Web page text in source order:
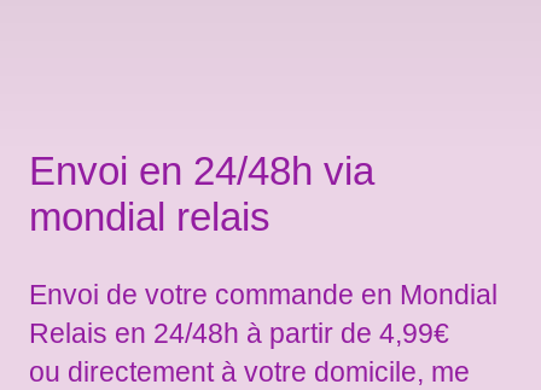
Envoi en 24/48h via
mondial relais
Envoi de votre commande en Mondial
Relais en 24/48h à partir de 4,99€
ou directement à votre domicile, me